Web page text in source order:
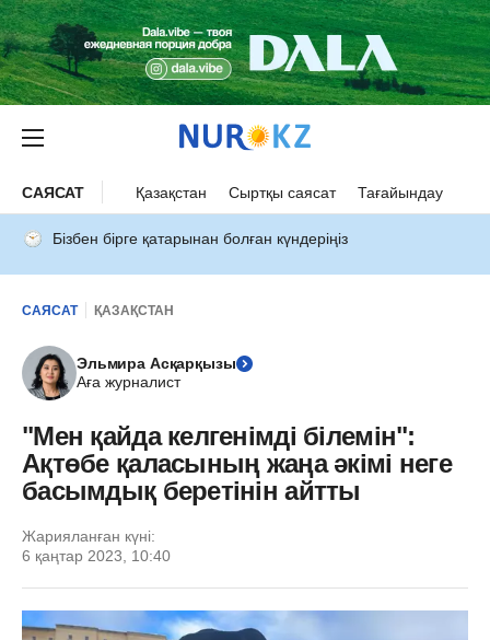
САЯСАТ Қазақстан Сыртқы саясат Тағайындау
Бізбен бірге қатарынан болған күндеріңіз
САЯСАТ ҚАЗАҚСТАН
Эльмира Асқарқызы
Аға журналист
"Мен қайда келгенімді білемін":
Ақтөбе қаласының жаңа әкімі неге
басымдық беретінін айтты
Жарияланған күні:
6 қаңтар 2023, 10:40